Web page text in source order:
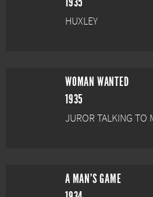
HUXLEY
WOMAN WANTED
1935
JUROR TALKING TO
A MAN'S GAME